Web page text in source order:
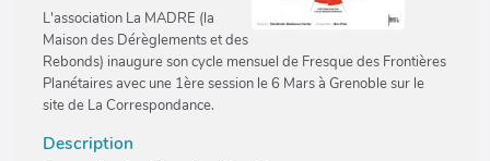
L'association La MADRE (la
Maison des Dérèglements et des
Rebonds) inaugure son cycle mensuel de Fresque des Frontières
Planétaires avec une 1ère session le 6 Mars à Grenoble sur le
site de La Correspondance.
Description